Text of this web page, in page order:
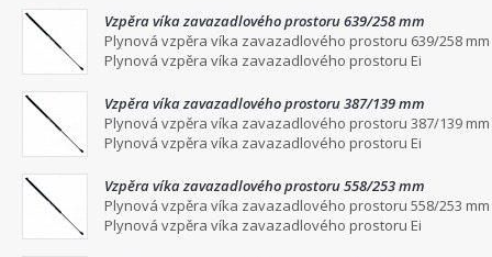
Vzpěra víka zavazadlového prostoru 639/258 mm
Plynová vzpěra víka zavazadlového prostoru 639/258 mm
Plynová vzpěra víka zavazadlového prostoru Ei
Vzpěra víka zavazadlového prostoru 387/139 mm
Plynová vzpěra víka zavazadlového prostoru 387/139 mm
Plynová vzpěra víka zavazadlového prostoru Ei
Vzpěra víka zavazadlového prostoru 558/253 mm
Plynová vzpěra víka zavazadlového prostoru 558/253 mm
Plynová vzpěra víka zavazadlového prostoru Ei